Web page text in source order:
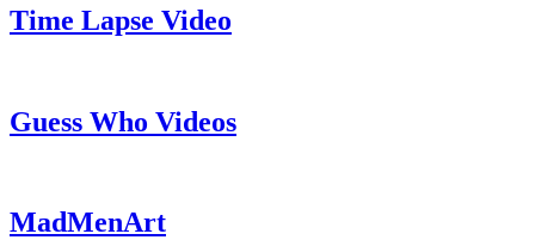
Time Lapse Video
Guess Who Videos
MadMenArt